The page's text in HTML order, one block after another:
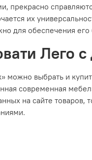
прекрасно
их
для обеспечения его
Лего
можно выбрать и
современная
на сайте